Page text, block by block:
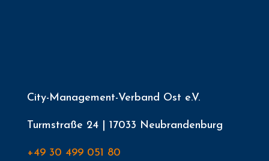
City-Management-Verband Ost e.V.
Turmstraße 24 | 17033 Neubrandenburg
+49 30 499 051 80